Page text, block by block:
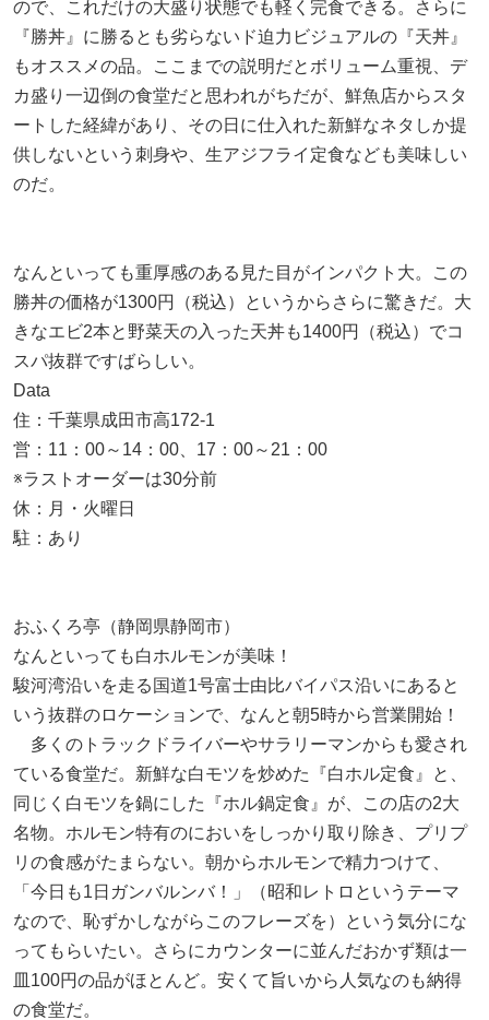
ので、これだけの大盛り状態でも軽く完食できる。さらに
『勝丼』に勝るとも劣らないド迫力ビジュアルの『天丼』
もオススメの品。ここまでの説明だとボリューム重視、デ
カ盛り一辺倒の食堂だと思われがちだが、鮮魚店からスタ
ートした経緯があり、その日に仕入れた新鮮なネタしか提
供しないという刺身や、生アジフライ定食なども美味しい
のだ。
なんといっても重厚感のある見た目がインパクト大。この
勝丼の価格が1300円（税込）というからさらに驚きだ。大
きなエビ2本と野菜天の入った天丼も1400円（税込）でコ
スパ抜群ですばらしい。
Data
住：千葉県成田市高172-1
営：11：00～14：00、17：00～21：00
※ラストオーダーは30分前
休：月・火曜日
駐：あり
おふくろ亭（静岡県静岡市）
なんといっても白ホルモンが美味！
駿河湾沿いを走る国道1号富士由比バイパス沿いにあると
いう抜群のロケーションで、なんと朝5時から営業開始！
多くのトラックドライバーやサラリーマンからも愛され
ている食堂だ。新鮮な白モツを炒めた『白ホル定食』と、
同じく白モツを鍋にした『ホル鍋定食』が、この店の2大
名物。ホルモン特有のにおいをしっかり取り除き、プリプ
リの食感がたまらない。朝からホルモンで精力つけて、
「今日も1日ガンバルンバ！」（昭和レトロというテーマ
なので、恥ずかしながらこのフレーズを）という気分にな
ってもらいたい。さらにカウンターに並んだおかず類は一
皿100円の品がほとんど。安くて旨いから人気なのも納得
の食堂だ。